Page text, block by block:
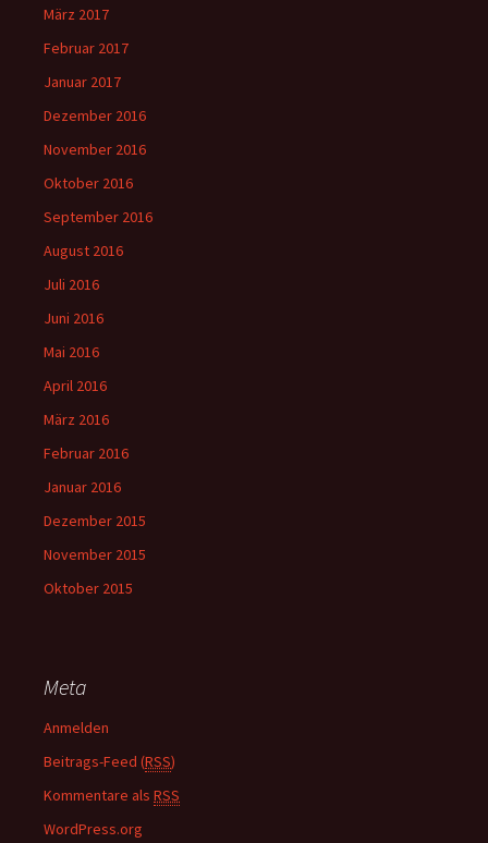
März 2017
Februar 2017
Januar 2017
Dezember 2016
November 2016
Oktober 2016
September 2016
August 2016
Juli 2016
Juni 2016
Mai 2016
April 2016
März 2016
Februar 2016
Januar 2016
Dezember 2015
November 2015
Oktober 2015
Meta
Anmelden
Beitrags-Feed (RSS)
Kommentare als RSS
WordPress.org